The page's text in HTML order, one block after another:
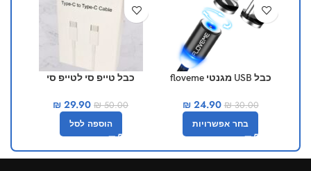
כבל USB מגנטי floveme
₪30.00
₪24.90
בחר אפשרויות
כבל טייפ סי לטייפ סי
₪50.00
₪ 29.90
הוספה לסל